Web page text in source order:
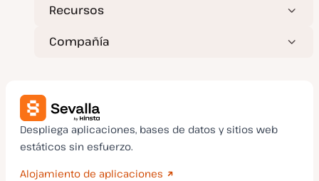
Recursos
Compañía
Despliega aplicaciones, bases de datos y sitios web
estáticos sin esfuerzo.
Alojamiento de aplicaciones